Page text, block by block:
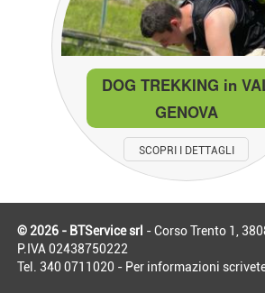
DOG TREKKING in
GENOVA
SCOPRI I DETTAGLI
© 2026 - BTService srl - Corso Trento 1,
P.IVA 02438750222
Tel. 340 0711020 - Per informazioni